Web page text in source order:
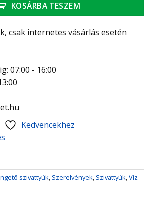
KOSÁRBA TESZEM
csak internetes vásárlás esetén
07:00 - 16:00
Kedvencekhez
szivattyúk, Szerelvények, Szivattyúk,Víz-